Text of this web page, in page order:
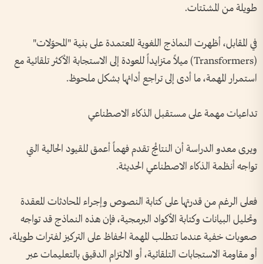
طويلة من المشتتات.
في المقابل، أظهرت النماذج اللغوية المعتمدة على بنية "المحوّلات"
(Transformers) ميلاً متزايداً للعودة إلى الاستجابة الأكثر تلقائية مع
استمرار المهمة، ما أدى إلى تراجع أدائها بشكل ملحوظ.
تداعيات مهمة على مستقبل الذكاء الاصطناعي
ويرى معدو الدراسة أن النتائج تقدم فهماً أعمق للقيود الحالية التي
تواجه أنظمة الذكاء الاصطناعي الحديثة.
فعلى الرغم من قدرتها على كتابة النصوص وإجراء المحادثات المعقدة
وتحليل البيانات وكتابة الأكواد البرمجية، فإن هذه النماذج قد تواجه
صعوبات خفية عندما تتطلب المهمة الحفاظ على التركيز لفترات طويلة،
أو مقاومة الاستجابات التلقائية، أو الالتزام الدقيق بالتعليمات عبر